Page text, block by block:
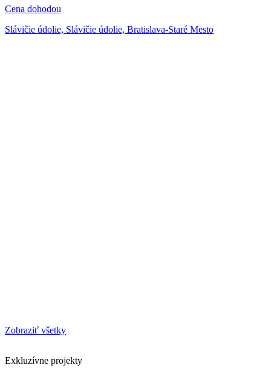
Cena dohodou
Slávičie údolie, Slávičie údolie, Bratislava-Staré Mesto
Zobraziť všetky
Exkluzívne projekty